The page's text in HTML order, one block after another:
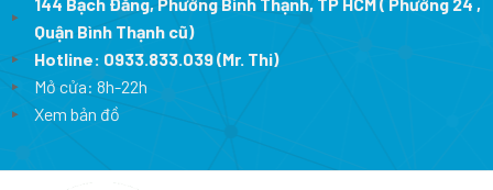
Quận Bình Thạnh cũ)
Hotline: 0933.833.039(Mr. Thi)
Mở cửa: 8h-22h
Xem bản đồ